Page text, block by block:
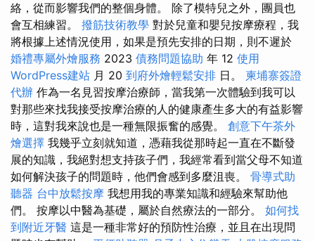
絡，從而影響我們的整個身體。 除了模特兒之外，團員也
會互相練習。 撥筋技術教學 對於兒童和嬰兒按摩療程，我
將根據上述情況使用，如果是預先安排的日期，則不遲於
婚禮專屬外燴服務 2023 債務問題協助 年 12 使用
WordPress建站 月 20 到府外燴輕鬆安排 日。 柬埔寨簽證
代辦 作為一名見習按摩治療師，當我第一次體驗到我可以
對那些來找我接受按摩治療的人的健康產生多大的有益影響
時，這對我來說也是一種無限振奮的感覺。 創意下午茶外
燴選擇 我幾乎立刻就知道，憑藉我從那時起一直在不斷發
展的知識，我絕對想支持孩子們，我經常看到當父母不知道
如何解決孩子的問題時，他們會感到多麼沮喪。 骨導式助
聽器 台中放鬆按摩 我想用我的專業知識和經驗來幫助他
們。 按摩以中醫為基礎，屬於自然療法的一部分。 如何找
到附近牙醫 這是一種非常好的預防性治療，並且在出現問